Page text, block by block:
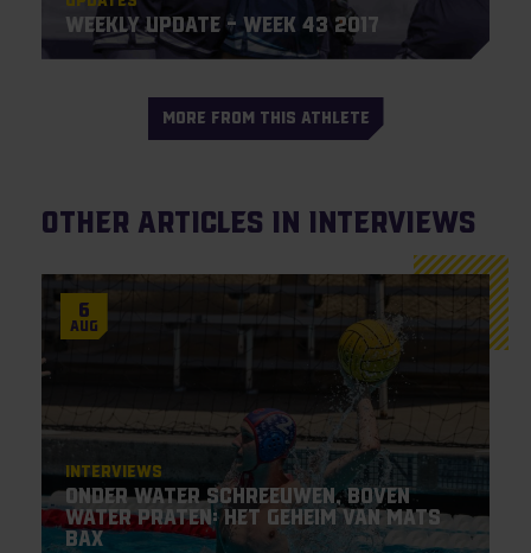
Weekly Update – Week 43 2017
MORE FROM THIS ATHLETE
Other articles in Interviews
6
Aug
Interviews
Onder water schreeuwen, boven
water praten: het geheim van Mats
Bax